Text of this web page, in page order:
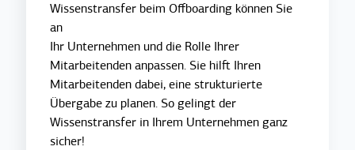
Wissenstransfer beim Offboarding können Sie
an
Ihr Unternehmen und die Rolle Ihrer
Mitarbeitenden anpassen. Sie hilft Ihren
Mitarbeitenden dabei, eine strukturierte
Übergabe zu planen. So gelingt der
Wissenstransfer in Ihrem Unternehmen ganz
sicher!